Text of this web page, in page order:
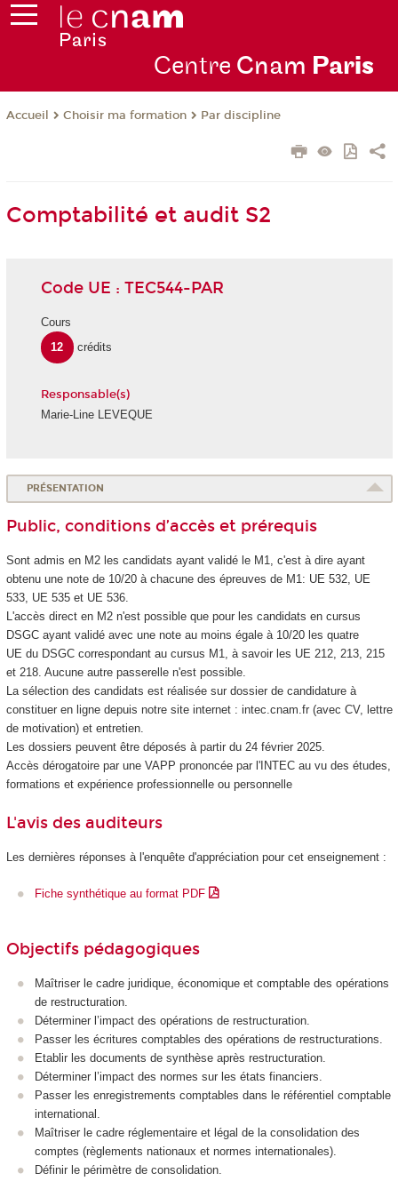
Centre Cnam Paris
Accueil Choisir ma formation Par discipline
Comptabilité et audit S2
Code UE : TEC544-PAR
Cours
12
crédits
Responsable(s)
Marie-Line LEVEQUE
PRÉSENTATION
Public, conditions d’accès et prérequis
Sont admis en M2 les candidats ayant validé le M1, c'est à dire ayant
obtenu une note de 10/20 à chacune des épreuves de M1: UE 532, UE
533, UE 535 et UE 536.
L'accès direct en M2 n'est possible que pour les candidats en cursus
DSGC ayant validé avec une note au moins égale à 10/20 les quatre
UE du DSGC correspondant au cursus M1, à savoir les UE 212, 213, 215
et 218. Aucune autre passerelle n'est possible.
La sélection des candidats est réalisée sur dossier de candidature à
constituer en ligne depuis notre site internet : intec.cnam.fr (avec CV, lettre
de motivation) et entretien.
Les dossiers peuvent être déposés à partir du 24 février 2025.
Accès dérogatoire par une VAPP prononcée par l'INTEC au vu des études,
formations et expérience professionnelle ou personnelle
L'avis des auditeurs
Les dernières réponses à l'enquête d'appréciation pour cet enseignement :
Fiche synthétique au format PDF
Objectifs pédagogiques
Maîtriser le cadre juridique, économique et comptable des opérations
de restructuration.
Déterminer l’impact des opérations de restructuration.
Passer les écritures comptables des opérations de restructurations.
Etablir les documents de synthèse après restructuration.
Déterminer l’impact des normes sur les états financiers.
Passer les enregistrements comptables dans le référentiel comptable
international.
Maîtriser le cadre réglementaire et légal de la consolidation des
comptes (règlements nationaux et normes internationales).
Définir le périmètre de consolidation.